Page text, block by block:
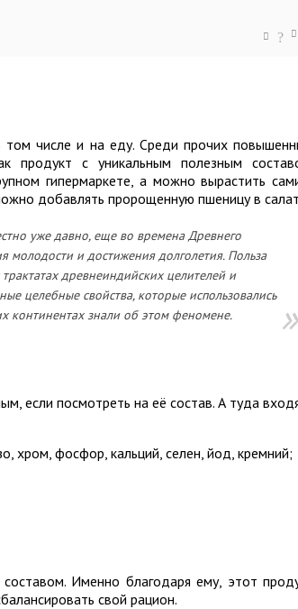
?
том числе и на еду. Среди прочих
продукт с уникальным полезным
гипермаркете, а можно вырастить
добавлять пророщенную пшеницу в
уже давно, еще во времена Древнего
молодости и достижения долголетия. Польза
древнеиндийских целителей и
целебные свойства, которые использовались
х континентах знали об этом феномене.
если посмотреть на её состав. А туда
хром, фосфор, кальций, селен, йод, кремний;
Именно благодаря ему, этот
свой рацион.